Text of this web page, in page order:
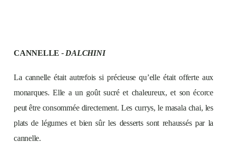
CANNELLE - DALCHINI
La cannelle était autrefois si précieuse qu’elle était offerte aux
monarques. Elle a un goût sucré et chaleureux, et son écorce
peut être consommée directement. Les currys, le masala chai, les
plats de légumes et bien sûr les desserts sont rehaussés par la
cannelle.